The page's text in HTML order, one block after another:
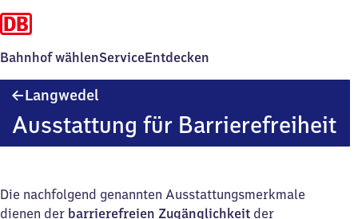
Bahnhof wählenServiceEntdecken
Langwedel
Ausstattung für Barrierefreiheit
Die nachfolgend genannten Ausstattungsmerkmale
dienen der barrierefreien Zugänglichkeit der